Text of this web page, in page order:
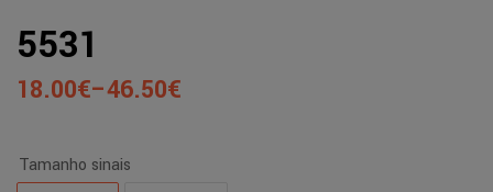
5531
18.00€–46.50€
Tamanho sinais